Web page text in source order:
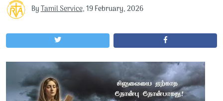
ByTamil Service,19 February, 2026